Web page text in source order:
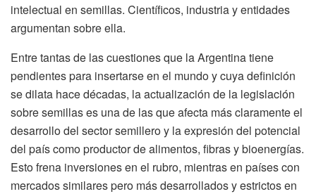
intelectual en semillas. Científicos, industria y entidades
argumentan sobre ella.
Entre tantas de las cuestiones que la Argentina tiene
pendientes para insertarse en el mundo y cuya definición
se dilata hace décadas, la actualización de la legislación
sobre semillas es una de las que afecta más claramente el
desarrollo del sector semillero y la expresión del potencial
del país como productor de alimentos, fibras y bioenergías.
Esto frena inversiones en el rubro, mientras en países con
mercados similares pero más desarrollados y estrictos en